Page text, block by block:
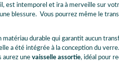
est intemporel et ira à merveille sur
blessure. Vous pourrez même le
durable qui garantit aucun
a été intégrée à la conception du
aurez une vaisselle assortie, idéal pour